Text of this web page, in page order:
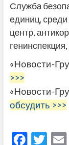
Служба
единиц, среди
центр,
«Новости-
>>>
«Новости-
обсудить >>>
F T